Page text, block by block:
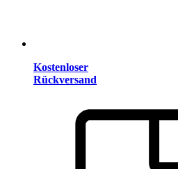
Kostenloser
Rückversand